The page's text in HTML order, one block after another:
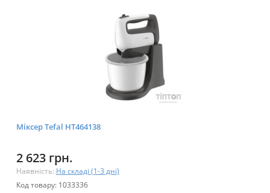
Міксер Tefal HT464138
2 623 грн.
Наявність: На складі (1-3 дні)
Код товару: 1033336